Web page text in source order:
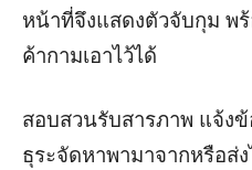
หน้าที่จึงแสดงตัวจับกุม พร้
ค้ากามเอาไว้ได้
สอบสวนรับสารภาพ แจ้ง
ธุระจัดหาพามาจากหรือส่